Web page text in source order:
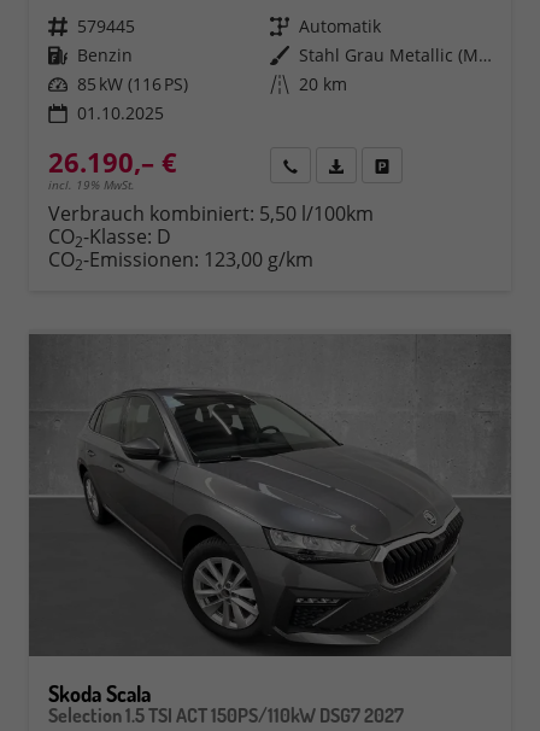
Fahrzeugnr. 579445 Getriebe Automatik
Kraftstoff Benzin Außenfarbe
Stahl Grau Metallic (M3)
Leistung 85 kW (116 PS) Kilometerstand 20 km
01.10.2025
26.190,– €
incl. 19% MwSt.
Rückruf PDF-Datei, Fahrzeugexposé
Verbrauch kombiniert: 5,50 l/100km
CO2-Klasse: D
CO2-Emissionen: 123,00 g/km
Skoda Scala
Selection 1.5 TSI ACT 150PS/110kW DSG7 2027